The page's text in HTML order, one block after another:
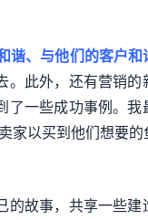
、与他们的客户和
此外，还有营销
一些成功事例。
家以买到他们想要
故事，共享一些